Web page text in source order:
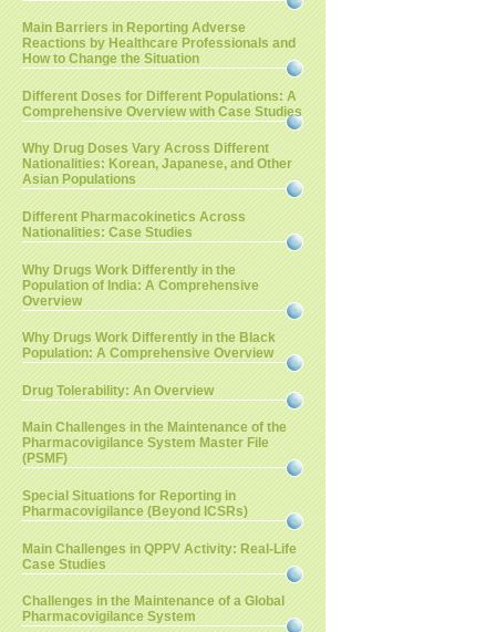
Main Barriers in Reporting Adverse
Reactions by Healthcare Professionals and
How to Change the Situation
Different Doses for Different Populations: A
Comprehensive Overview with Case Studies
Why Drug Doses Vary Across Different
Nationalities: Korean, Japanese, and Other
Asian Populations
Different Pharmacokinetics Across
Nationalities: Case Studies
Why Drugs Work Differently in the
Population of India: A Comprehensive
Overview
Why Drugs Work Differently in the Black
Population: A Comprehensive Overview
Drug Tolerability: An Overview
Main Challenges in the Maintenance of the
Pharmacovigilance System Master File
(PSMF)
Special Situations for Reporting in
Pharmacovigilance (Beyond ICSRs)
Main Challenges in QPPV Activity: Real-Life
Case Studies
Challenges in the Maintenance of a Global
Pharmacovigilance System